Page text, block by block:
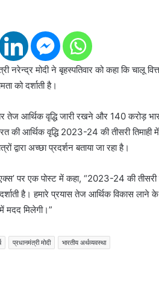
नरेन्द्र मोदी ने बृहस्पतिवार को कहा कि चालू
को दर्शाती है।
तेज आर्थिक वृद्धि जारी रखने और 140 करोड़
की आर्थिक वृद्धि 2023-24 की तीसरी
द्वारा अच्छा प्रदर्शन बताया जा रहा है।
पर एक पोस्ट में कहा, “2023-24 की तीसरी
है। हमारे प्रयास तेज आर्थिक विकास
मदद मिलेगी।”
प्रधानमंत्री मोदी भारतीय अर्थव्यवस्था